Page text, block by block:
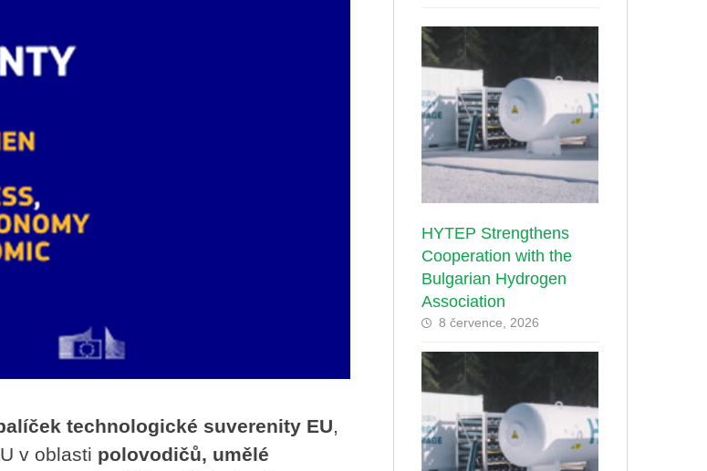
technologické suverenity EU,
v oblasti polovodičů, umělé
HYTEP Strengthens
Cooperation with the
Bulgarian Hydrogen
Association
8 července, 2026